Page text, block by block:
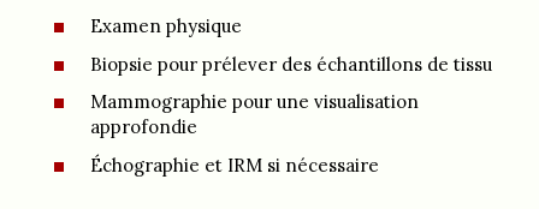
Examen physique
Biopsie pour prélever des échantillons de tissu
Mammographie pour une visualisation
approfondie
Échographie et IRM si nécessaire